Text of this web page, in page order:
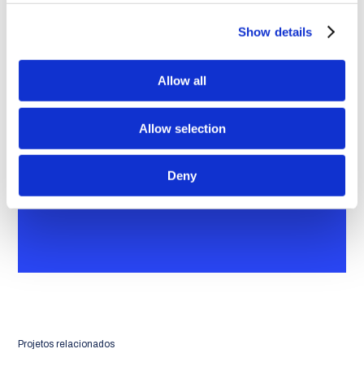
Show details
Allow all
Allow selection
Deny
Projetos relacionados